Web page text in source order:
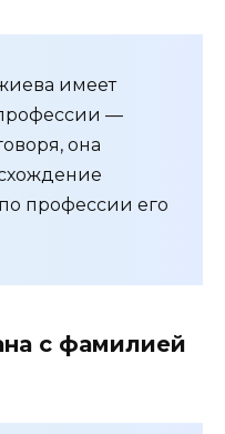
имеет
—
она
профессии его
с фамилией